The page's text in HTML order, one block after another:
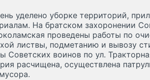
уделено уборке территорий,
На братском захоронении
проведены работы по
листвы, подметанию и вывозу
Советских воинов по ул.
расчищена, осуществлена